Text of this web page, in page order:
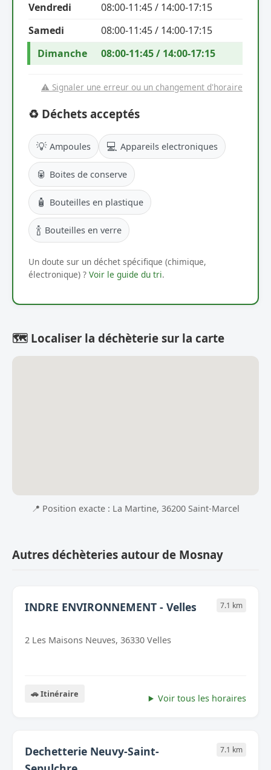
Vendredi
08:00-11:45 / 14:00-17:15
Samedi
08:00-11:45 / 14:00-17:15
Dimanche
08:00-11:45 / 14:00-17:15
⚠️ Signaler une erreur ou un changement d'horaire
♻️ Déchets acceptés
💡 Ampoules 💻 Appareils electroniques
🥫 Boites de conserve
🧴 Bouteilles en plastique
🍾 Bouteilles en verre
Un doute sur un déchet spécifique (chimique,
électronique) ? Voir le guide du tri.
🗺️ Localiser la déchèterie sur la carte
📍 Position exacte : La Martine, 36200 Saint-Marcel
Autres déchèteries autour de Mosnay
INDRE ENVIRONNEMENT - Velles 7.1 km
2 Les Maisons Neuves, 36330 Velles
🚗 Itinéraire Voir tous les horaires
Dechetterie Neuvy-Saint-
7.1 km